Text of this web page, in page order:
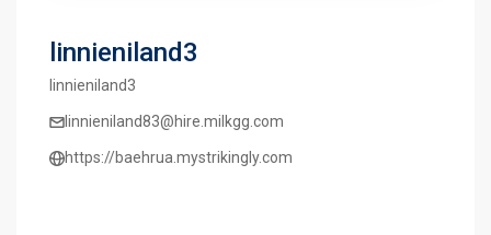
linnieniland3
linnieniland3
linnieniland83@hire.milkgg.com
https://baehrua.mystrikingly.com